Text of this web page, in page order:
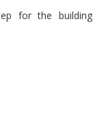
for the building